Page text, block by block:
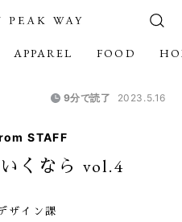
APPAREL FOOD
9分で読了 2023.5.16
STAFF
くなら vol.4
ザイン課